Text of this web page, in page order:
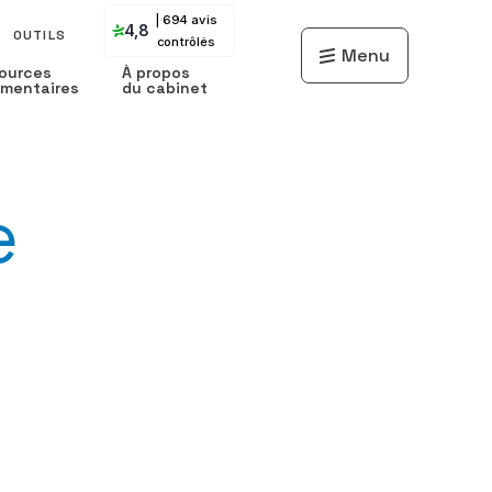
OUTILS 4,8
| 694 avis
contrôlés
À propos
du cabinet
Menu